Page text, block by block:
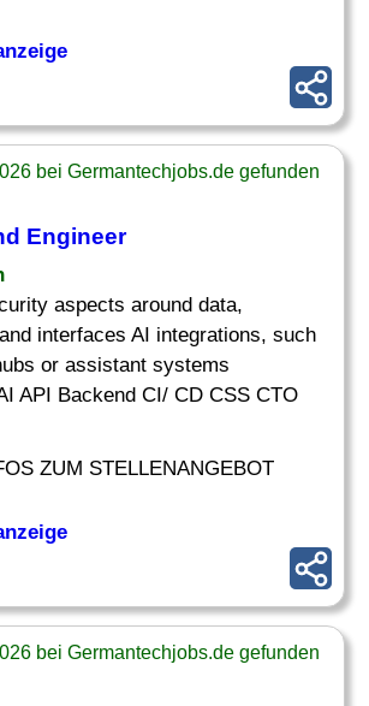
bei Germantechjobs.de gefunden
Engineer
aspects around data,
interfaces AI integrations, such
or assistant systems
API Backend CI/ CD CSS CTO
ZUM STELLENANGEBOT
bei Germantechjobs.de gefunden